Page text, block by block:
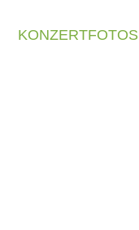
KONZERTFOTOS